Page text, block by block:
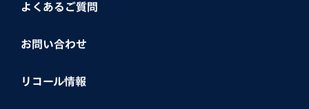
よくあるご質問
お問い合わせ
リコール情報